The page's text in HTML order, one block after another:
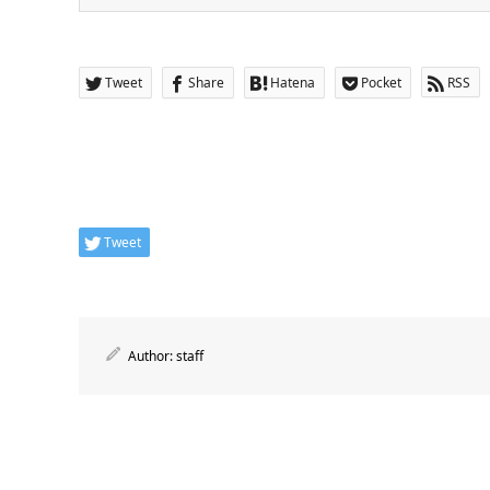
Tweet Share Hatena Pocket RSS
Tweet
Author:staff